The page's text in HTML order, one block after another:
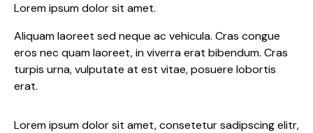
Lorem ipsum dolor sit amet.
Aliquam laoreet sed neque ac vehicula. Cras congue
eros nec quam laoreet, in viverra erat bibendum. Cras
turpis urna, vulputate at est vitae, posuere lobortis
erat.
Lorem ipsum dolor sit amet, consetetur sadipscing elitr,